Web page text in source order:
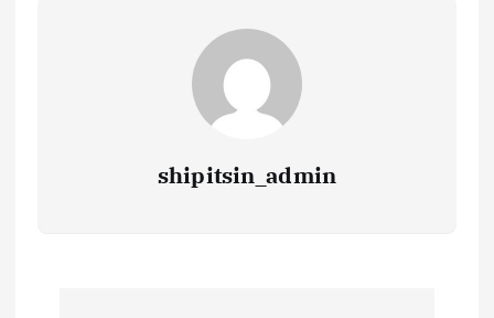
shipitsin_admin